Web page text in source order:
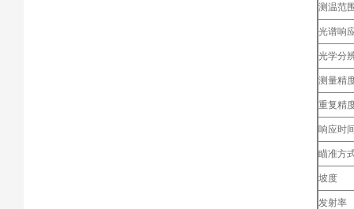
测温范
光谱响
光学分
测量精
重复精
响应时
瞄准方
坡度
发射率